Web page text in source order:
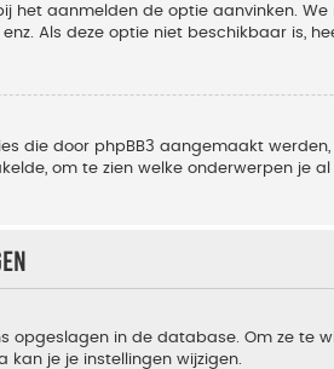
het aanmelden de optie aanvinken.
Als deze optie niet beschikbaar is,
die door phpBB3 aangemaakt
om te zien welke onderwerpen je al
opgeslagen in de database. Om ze te
je je instellingen wijzigen.